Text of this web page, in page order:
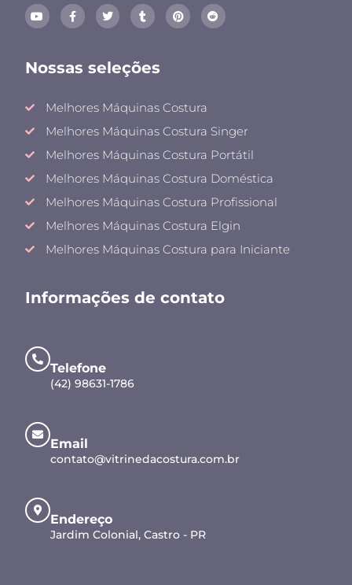
Nossas seleções
Melhores Máquinas Costura
Melhores Máquinas Costura Singer
Melhores Máquinas Costura Portátil
Melhores Máquinas Costura Doméstica
Melhores Máquinas Costura Profissional
Melhores Máquinas Costura Elgin
Melhores Máquinas Costura para Iniciante
Informações de contato
Telefone
(42) 98631-1786
Email
contato@vitrinedacostura.com.br
Endereço
Jardim Colonial, Castro - PR